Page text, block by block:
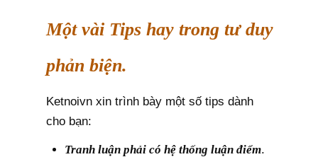
Một vài Tips hay trong tư duy
phản biện.
Ketnoivn xin trình bày một số tips dành
cho bạn:
Tranh luận phải có hệ thống luận điểm.